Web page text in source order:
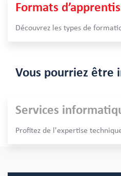
Formats
Découvrez les types de
Vous pourriez être
Services
Profitez de l'expertise